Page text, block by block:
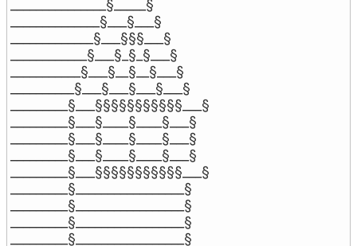
_______________§_____§
______________§___§___§
_____________§___§§§___§
____________§___§_§_§___§
___________§___§__§__§___§
__________§___§___§___§___§
_________§___§§§§§§§§§§§___§
_________§___§____§____§___§
_________§___§____§____§___§
_________§___§____§____§___§
_________§___§§§§§§§§§§§___§
_________§_________________§
_________§_________________§
_________§_________________§
_________§_________________§